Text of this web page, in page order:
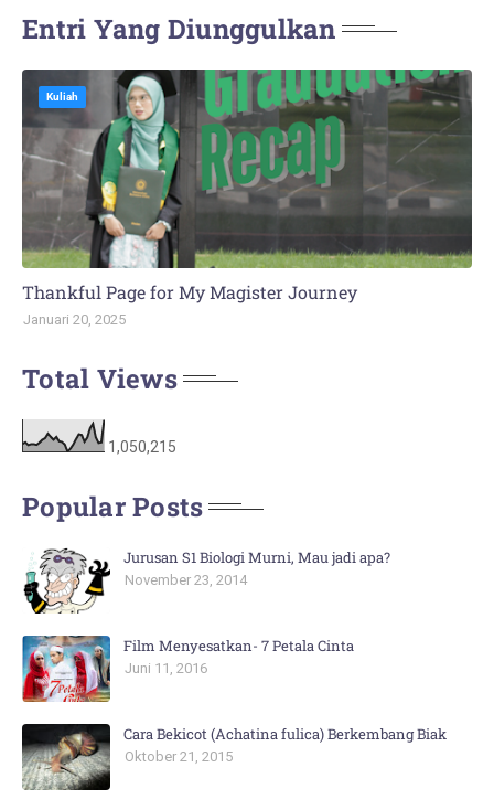
Entri Yang Diunggulkan
Kuliah
Thankful Page for My Magister Journey
Januari 20, 2025
Total Views
1,050,215
Popular Posts
Jurusan S1 Biologi Murni, Mau jadi apa?
November 23, 2014
Film Menyesatkan- 7 Petala Cinta
Juni 11, 2016
Cara Bekicot (Achatina fulica) Berkembang Biak
Oktober 21, 2015